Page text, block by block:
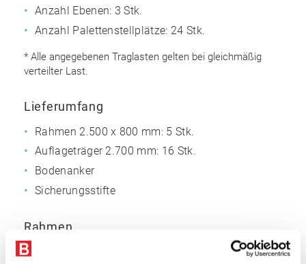
Anzahl Ebenen: 3 Stk.
Anzahl Palettenstellplätze: 24 Stk.
* Alle angegebenen Traglasten gelten bei gleichmäßig
verteilter Last.
Lieferumfang
Rahmen 2.500 x 800 mm: 5 Stk.
Auflageträger 2.700 mm: 16 Stk.
Bodenanker
Sicherungsstifte
Rahmen